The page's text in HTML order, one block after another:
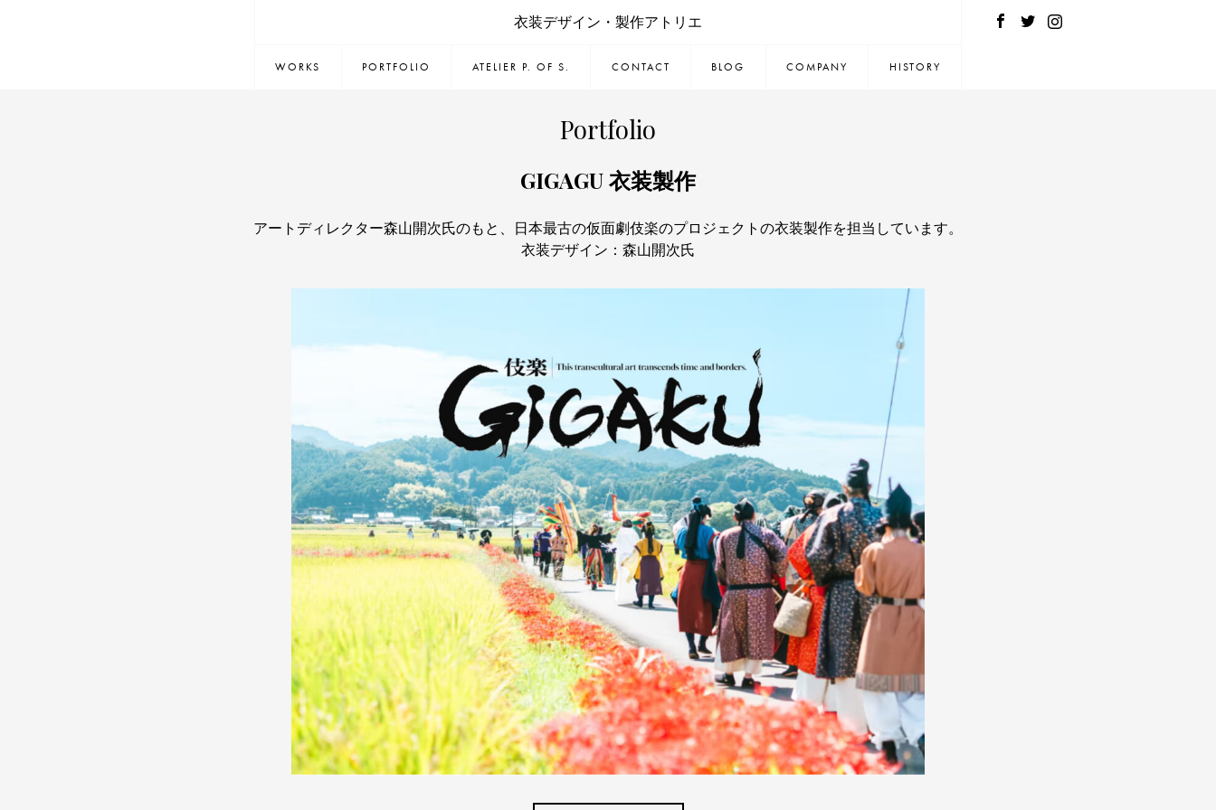
衣装デザイン・製作アトリエ
WORKS PORTFOLIO ATELIER P. OF S. CONTACT BLOG COMPANY HISTORY
Portfolio
GIGAGU 衣装製作
アートディレクター森山開次氏のもと、日本最古の仮面劇伎楽のプロジェクトの衣装製作を担当しています。
衣装デザイン：森山開次氏